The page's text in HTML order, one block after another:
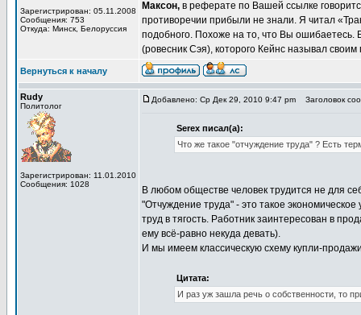
Зарегистрирован: 05.11.2008
Сообщения: 753
Откуда: Минск, Белоруссия
Максон, в реферате по Вашей ссылке
противоречии прибыли не знали. Я читал
подобного. Похоже на то, что Вы ошибаетесь.
(ровесник Сэя), которого Кейнс называл
Вернуться к началу
Rudy
Политолог
Зарегистрирован: 11.01.2010
Сообщения: 1028
Добавлено: Ср Дек 29, 2010 9:47 pm Заголовок
Serex писал(а):
Что же такое "отчуждение труда" ? Есть
В любом обществе человек трудится не для
"Отчуждение труда" - это такое
труд в тягость. Работник заинтересован в
ему всё-равно некуда девать).
И мы имеем классическую схему купли-
Цитата:
И раз уж зашла речь о собственности, то